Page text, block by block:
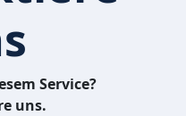
Service?
uns.